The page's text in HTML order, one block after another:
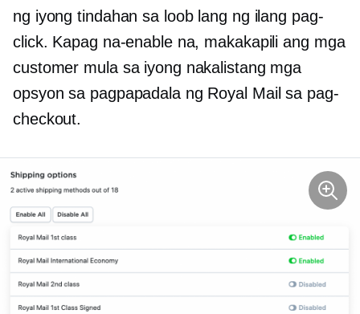
ng iyong tindahan sa loob lang ng ilang pag-
click. Kapag na-enable na, makakapili ang mga
customer mula sa iyong nakalistang mga
opsyon sa pagpapadala ng Royal Mail sa pag-
checkout.